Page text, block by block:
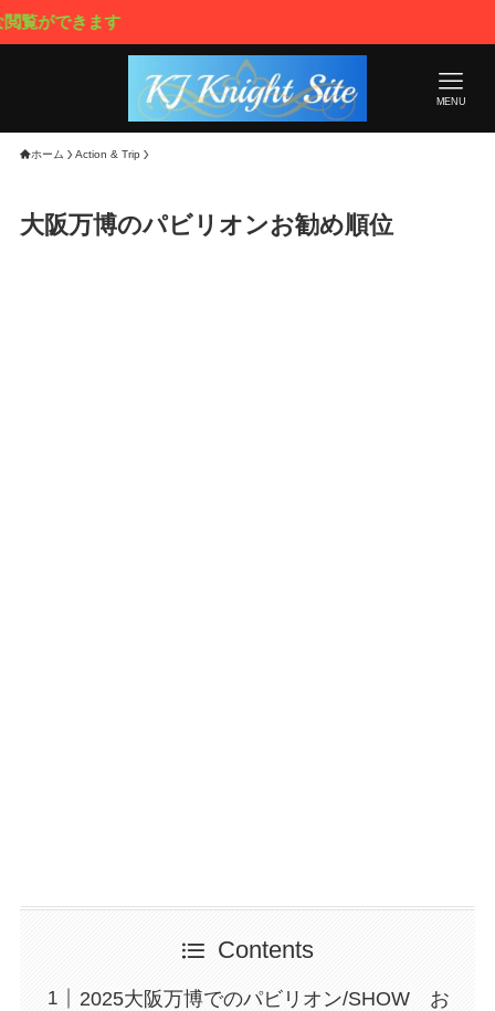
ます
MENU
ホーム Action & Trip
大阪万博のパビリオンお勧め順位
Contents
2025大阪万博でのパビリオン/SHOW お